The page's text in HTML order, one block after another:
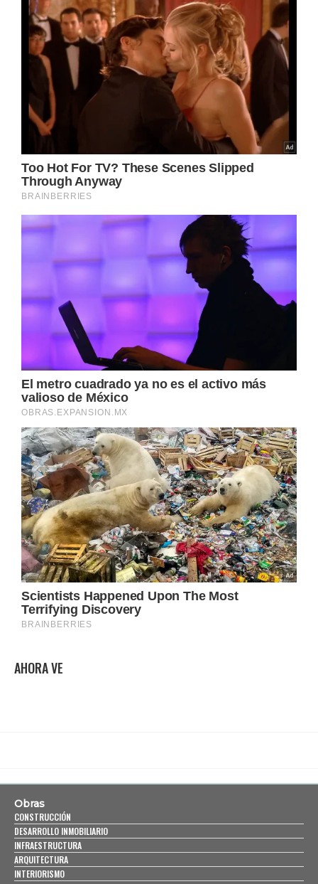
AHORA VE
Obras
CONSTRUCCIÓN
DESARROLLO INMOBILIARIO
INFRAESTRUCTURA
ARQUITECTURA
INTERIORISMO